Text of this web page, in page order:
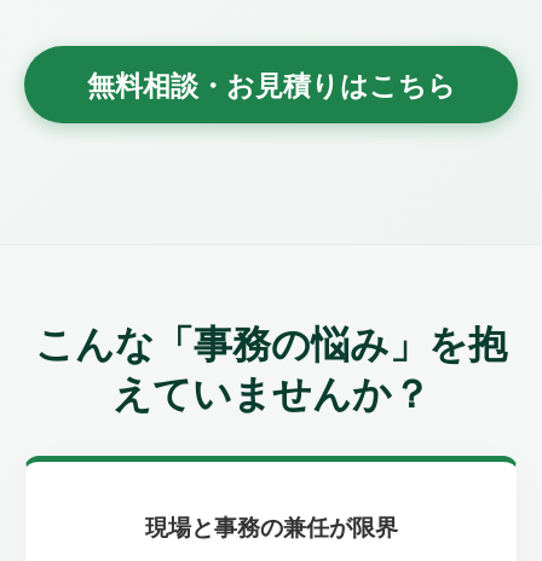
無料相談・お見積りはこちら
こんな「事務の悩み」を抱
えていませんか？
現場と事務の兼任が限界